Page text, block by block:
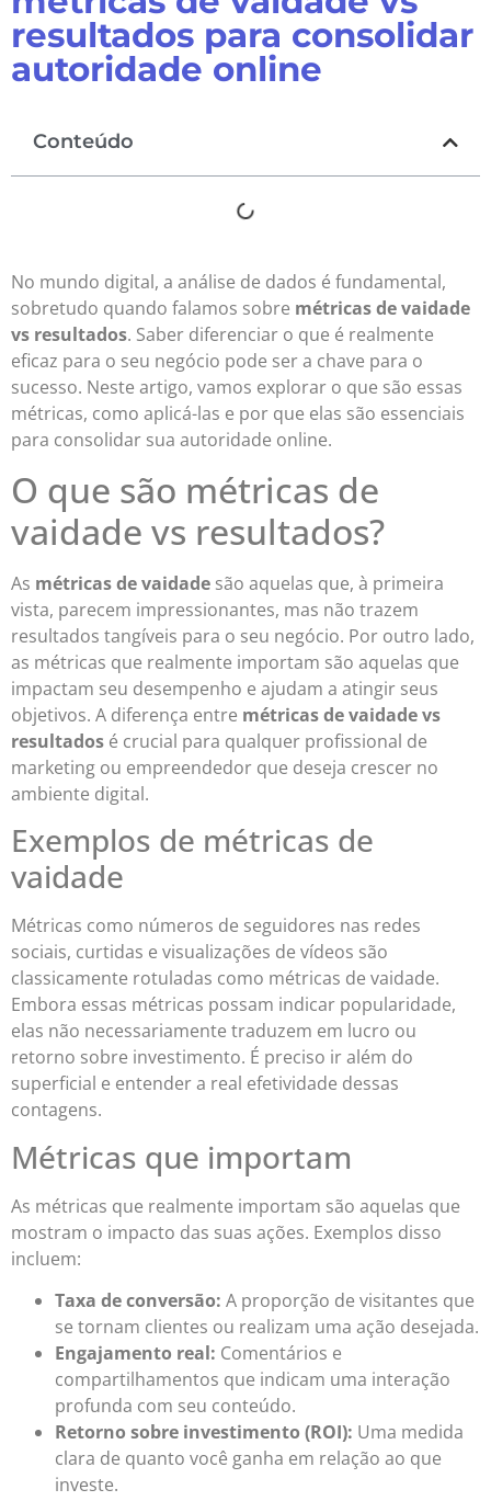
resultados para consolidar
autoridade online
Conteúdo
No mundo digital, a análise de dados é fundamental,
sobretudo quando falamos sobre métricas de vaidade
vs resultados. Saber diferenciar o que é realmente
eficaz para o seu negócio pode ser a chave para o
sucesso. Neste artigo, vamos explorar o que são essas
métricas, como aplicá-las e por que elas são essenciais
para consolidar sua autoridade online.
O que são métricas de
vaidade vs resultados?
As métricas de vaidade são aquelas que, à primeira
vista, parecem impressionantes, mas não trazem
resultados tangíveis para o seu negócio. Por outro lado,
as métricas que realmente importam são aquelas que
impactam seu desempenho e ajudam a atingir seus
objetivos. A diferença entre métricas de vaidade vs
resultados é crucial para qualquer profissional de
marketing ou empreendedor que deseja crescer no
ambiente digital.
Exemplos de métricas de
vaidade
Métricas como números de seguidores nas redes
sociais, curtidas e visualizações de vídeos são
classicamente rotuladas como métricas de vaidade.
Embora essas métricas possam indicar popularidade,
elas não necessariamente traduzem em lucro ou
retorno sobre investimento. É preciso ir além do
superficial e entender a real efetividade dessas
contagens.
Métricas que importam
As métricas que realmente importam são aquelas que
mostram o impacto das suas ações. Exemplos disso
incluem:
Taxa de conversão: A proporção de visitantes que
se tornam clientes ou realizam uma ação desejada.
Engajamento real: Comentários e
compartilhamentos que indicam uma interação
profunda com seu conteúdo.
Retorno sobre investimento (ROI): Uma medida
clara de quanto você ganha em relação ao que
investe.